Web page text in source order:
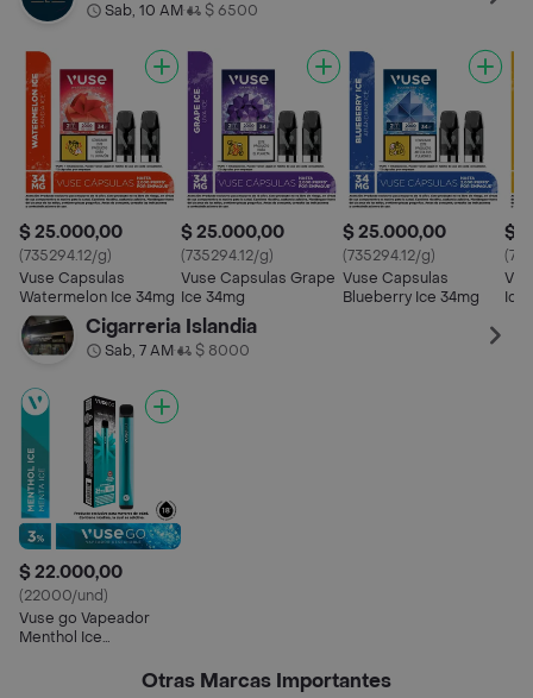
Sab, 10 AM• $ 6500
$ 25.000,00
(735294.12/g)
Vuse Capsulas
Watermelon Ice 34mg
$ 25.000,00
(735294.12/g)
Vuse Capsulas Grape
Ice 34mg
$ 25.000,00
(735294.12/g)
Vuse Capsulas
Blueberry Ice 34mg
$
Ice
Cigarreria Islandia
Sab, 7 AM• $ 8000
$ 22.000,00
(22000/und)
Vuse go Vapeador
Menthol Ice
Otras Marcas Importantes